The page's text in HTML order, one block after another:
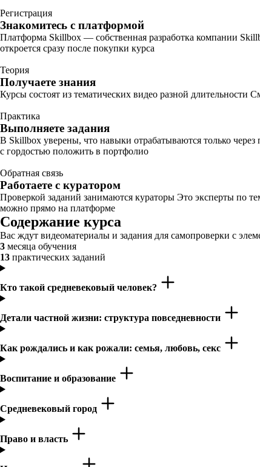
Регистрация
Знакомитесь с платформой
Платформа Skillbox — собственная разработка компании
откроется сразу после покупки курса
Теория
Получаете знания
Курсы состоят из тематических видео разной длительности
Практика
Выполняете задания
В Skillbox уверены, что навыки отрабатываются только
с гордостью положить в портфолио
Обратная связь
Работаете с куратором
Проверкой заданий занимаются кураторы Это эксперты по
можно прямо на платформе
Содержание курса
Вас ждут видеоматериалы и задания для самопроверки с
3 месяца обучения
13 практических заданий
Кто такой средневековый человек?
Детали частной жизни: структура повседневности
Как рождались и как рожали: семья, любовь, секс
Воспитание и образование
Средневековый город
Право и власть